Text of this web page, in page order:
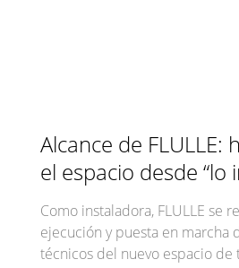
Alcance de FLULLE:
el espacio desde “lo
Como instaladora, FLULLE se
ejecución y puesta en marcha
técnicos del nuevo espacio de